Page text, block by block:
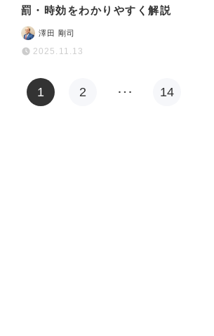
罰・時効をわかりやすく解説
澤田 剛司
2025.11.13
1 2 … 14